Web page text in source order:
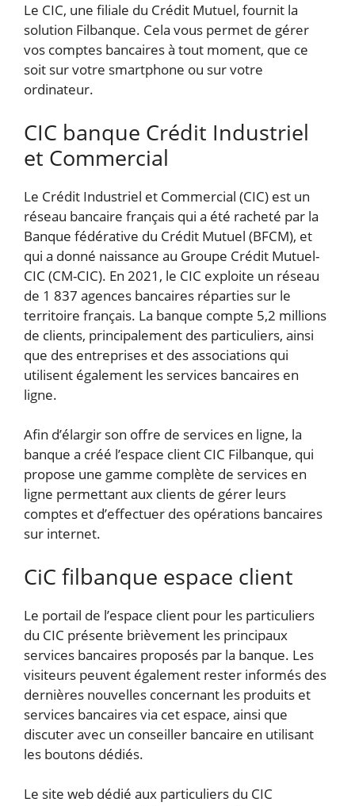
Le CIC, une filiale du Crédit Mutuel, fournit la
solution Filbanque. Cela vous permet de gérer
vos comptes bancaires à tout moment, que ce
soit sur votre smartphone ou sur votre
ordinateur.
CIC banque Crédit Industriel
et Commercial
Le Crédit Industriel et Commercial (CIC) est un
réseau bancaire français qui a été racheté par la
Banque fédérative du Crédit Mutuel (BFCM), et
qui a donné naissance au Groupe Crédit Mutuel-
CIC (CM-CIC). En 2021, le CIC exploite un réseau
de 1 837 agences bancaires réparties sur le
territoire français. La banque compte 5,2 millions
de clients, principalement des particuliers, ainsi
que des entreprises et des associations qui
utilisent également les services bancaires en
ligne.
Afin d’élargir son offre de services en ligne, la
banque a créé l’espace client CIC Filbanque, qui
propose une gamme complète de services en
ligne permettant aux clients de gérer leurs
comptes et d’effectuer des opérations bancaires
sur internet.
CiC filbanque espace client
Le portail de l’espace client pour les particuliers
du CIC présente brièvement les principaux
services bancaires proposés par la banque. Les
visiteurs peuvent également rester informés des
dernières nouvelles concernant les produits et
services bancaires via cet espace, ainsi que
discuter avec un conseiller bancaire en utilisant
les boutons dédiés.
Le site web dédié aux particuliers du CIC